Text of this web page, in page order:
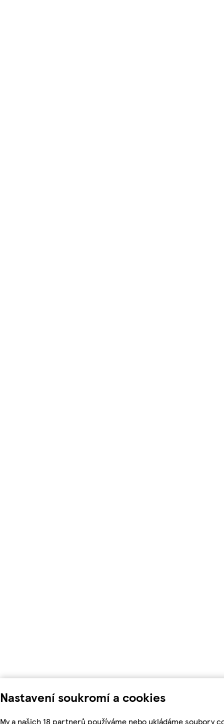
Nastavení soukromí a cookies
My a našich 18 partnerů používáme nebo ukládáme soubory